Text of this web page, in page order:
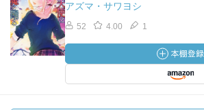
アズマ・サワヨシ
52 4.00 1